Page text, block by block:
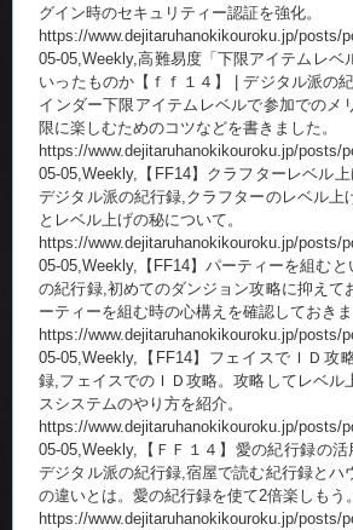
グイン時のセキュリティー認証を強化。
https://www.dejitaruhanokikouroku.jp/posts/
05-05,Weekly,高難易度「下限アイテムレベ
いったものか【ｆｆ１４】 | デジタル派の
インダー下限アイテムレベルで参加でのメ
限に楽しむためのコツなどを書きました。
https://www.dejitaruhanokikouroku.jp/posts/
05-05,Weekly,【FF14】クラフターレベル上
デジタル派の紀行録,クラフターのレベル上
とレベル上げの秘について。
https://www.dejitaruhanokikouroku.jp/posts/
05-05,Weekly,【FF14】パーティーを組む
の紀行録,初めてのダンジョン攻略に抑えて
ーティーを組む時の心構えを確認しておきま
https://www.dejitaruhanokikouroku.jp/posts/
05-05,Weekly,【FF14】フェイスでＩＤ攻
録,フェイスでのＩＤ攻略。攻略してレベル
スシステムのやり方を紹介。
https://www.dejitaruhanokikouroku.jp/posts/
05-05,Weekly,【ＦＦ１４】愛の紀行録の活
デジタル派の紀行録,宿屋で読む紀行録とハ
の違いとは。愛の紀行録を使て2倍楽しもう。
https://www.dejitaruhanokikouroku.jp/posts/